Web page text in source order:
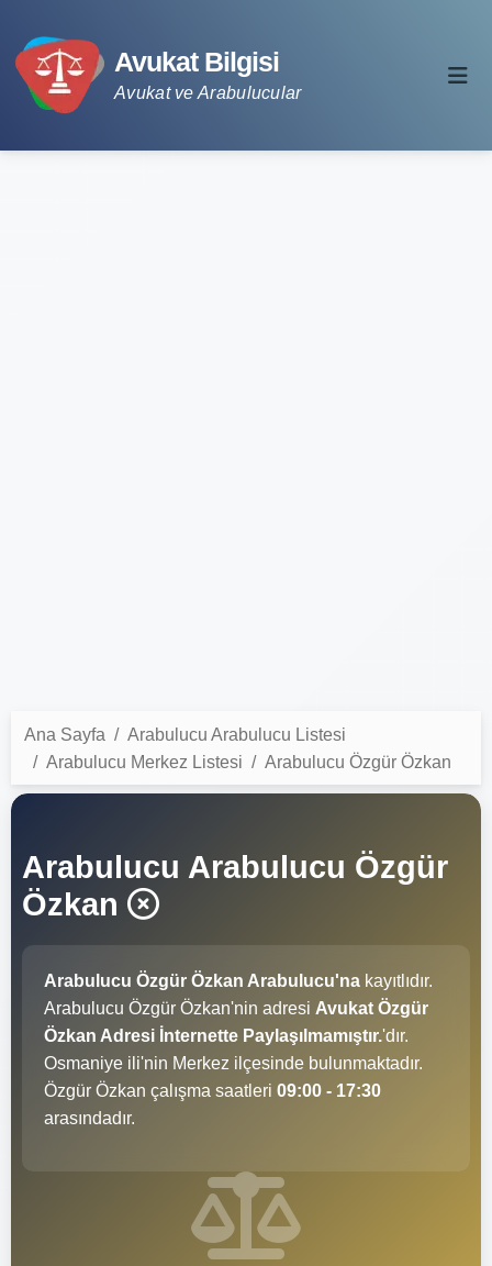
Avukat Bilgisi
Avukat ve Arabulucular
Ana Sayfa
Arabulucu Arabulucu Listesi
Arabulucu Merkez Listesi
Arabulucu Özgür Özkan
Arabulucu Arabulucu Özgür
Özkan
Arabulucu Özgür Özkan Arabulucu'na kayıtlıdır.
Arabulucu Özgür Özkan'nin adresi Avukat Özgür
Özkan Adresi İnternette Paylaşılmamıştır.'dır.
Osmaniye ili'nin Merkez ilçesinde bulunmaktadır.
Özgür Özkan çalışma saatleri 09:00 - 17:30
arasındadır.